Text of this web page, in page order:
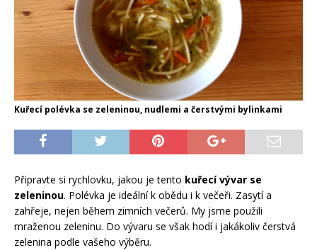
Kuřecí polévka se zeleninou, nudlemi a čerstvými bylinkami
Připravte si rychlovku, jakou je tento kuřecí vývar se
zeleninou. Polévka je ideální k obědu i k večeři. Zasytí a
zahřeje, nejen během zimních večerů. My jsme použili
mraženou zeleninu. Do vývaru se však hodí i jakákoliv čerstvá
zelenina podle vašeho výběru.